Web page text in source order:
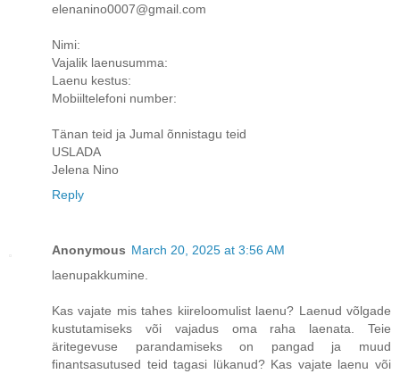
elenanino0007@gmail.com
Nimi:
Vajalik laenusumma:
Laenu kestus:
Mobiiltelefoni number:
Tänan teid ja Jumal õnnistagu teid
USLADA
Jelena Nino
Reply
Anonymous March 20, 2025 at 3:56 AM
laenupakkumine.
Kas vajate mis tahes kiireloomulist laenu? Laenud võlgade
kustutamiseks või vajadus oma raha laenata. Teie
äritegevuse parandamiseks on pangad ja muud
finantsasutused teid tagasi lükanud? Kas vajate laenu või